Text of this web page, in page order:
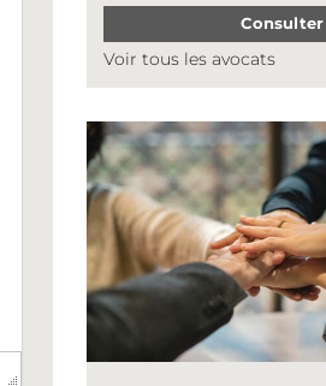
Consulter
Voir tous les avocats